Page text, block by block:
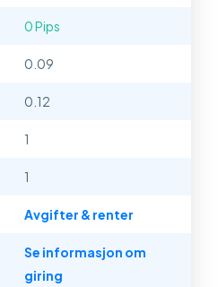
0 Pips
0.09
0.12
1
1
Avgifter & renter
Se informasjon om
giring